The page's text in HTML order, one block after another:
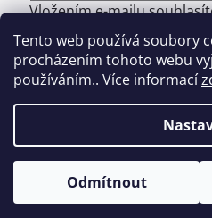
Tento web používá soubory
procházením tohoto webu
používáním.. Více informací
Odmítnout
Vložením e-mailu
ochrany osobních údajů
PŘIHLÁSIT SE
Vytvořil
Copyright 2026